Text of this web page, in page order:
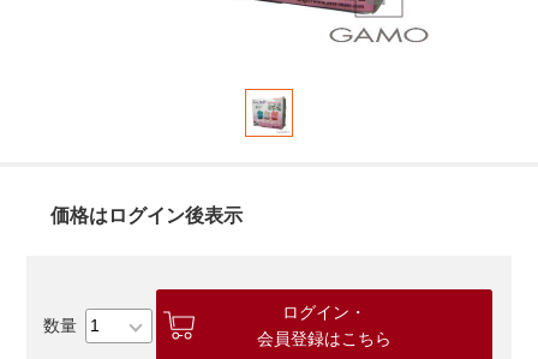
価格はログイン後表示
ログイン・
会員登録はこちら